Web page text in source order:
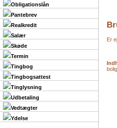
Obligationslån
Pantebrev
Realkredit
Salær
Skøde
Termin
Tingbog
Tingbogsattest
Tinglysning
Udbetaling
Vedtægter
Ydelse
Er